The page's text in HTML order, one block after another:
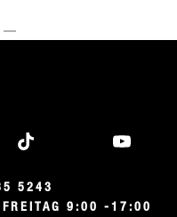
SLIDE)
03
ITEM 04
5243
FREITAG 9:00 -17:00